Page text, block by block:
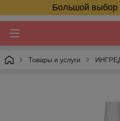
Большой выбор
Товары и услуги